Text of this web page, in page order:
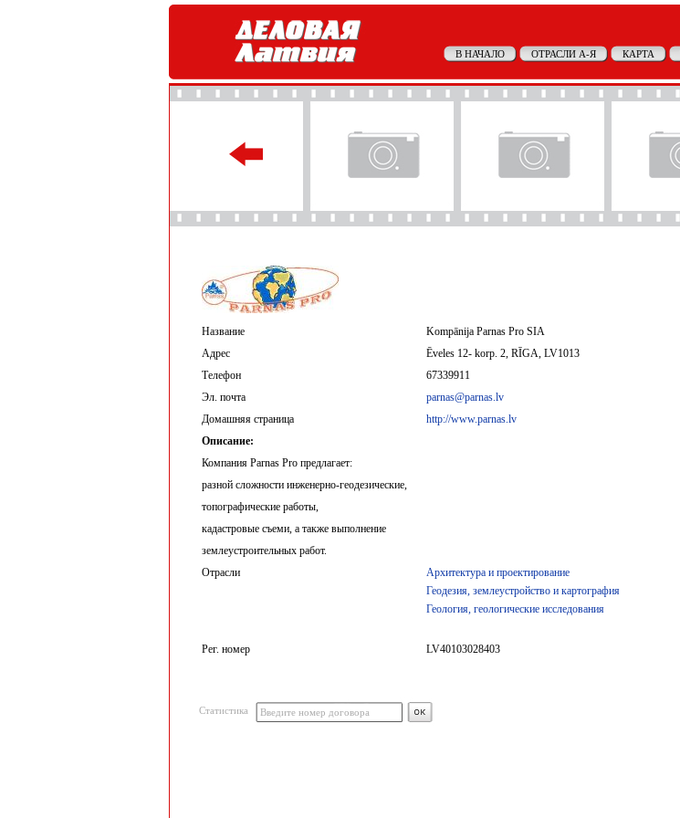
В НАЧАЛО ОТРАСЛИ А-Я КАРТА
Название
Kompānija Parnas Pro SIA
Адрес
Ēveles 12- korp. 2, RĪGA, LV1013
Телефон
67339911
Эл. почта
parnas@parnas.lv
Домашняя страница
http://www.parnas.lv
Описание:
Компания Parnas Pro предлагает:
разной сложности инженерно-геодезические,
топографические работы,
кадастровые съеми, а также выполнение
землеустроительных работ.
Отрасли
Архитектура и проектирование
Геодезия, землеустройство и картография
Геология, геологические исследования
Рег. номер LV40103028403
Статистика Введите номер договора